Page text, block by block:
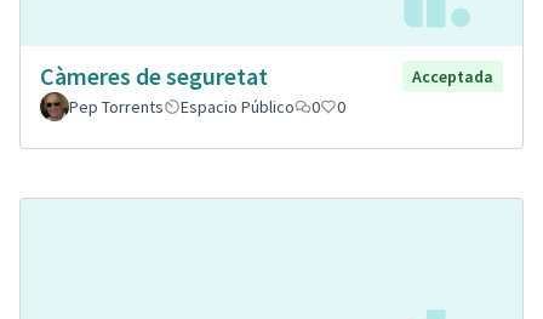
Càmeres de seguretat
Acceptada
Pep Torrents
Espacio Público 0 0